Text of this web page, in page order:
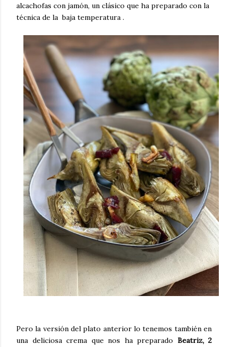
alcachofas con jamón, un clásico que ha preparado con la
técnica de la baja temperatura .
Pero la versión del plato anterior lo tenemos también en
una deliciosa crema que nos ha preparado Beatriz, 2